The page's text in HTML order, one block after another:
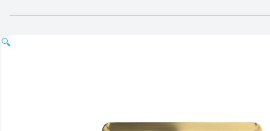
🔍